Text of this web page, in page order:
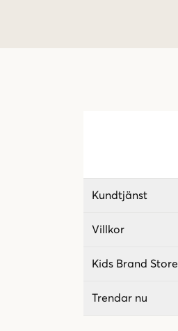
Kundtjänst
Villkor
Kids Brand Store
Trendar nu